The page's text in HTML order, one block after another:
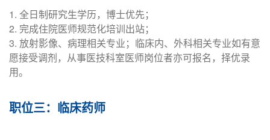
22
小儿急危重症医
学科
硕士学位及以上
23 新生儿科 硕士学位及以上
24
25 小儿外科
1. 全日制研究生学历，博士优先；
2. 完成住院医师规范化培训出站；
3. 放射影像、病理相关专业；临床内、外科相关专业如有意
愿接受调剂，从事医技科室医师岗位者亦可报名，择优录
用。
职位三：临床药师